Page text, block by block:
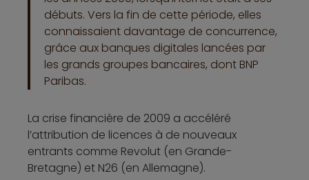
débuts. Vers la fin de cette période, elles
connaissaient davantage de concurrence,
grâce aux banques digitales lancées par
les grands groupes bancaires, dont BNP
Paribas.
La crise financière de 2009 a accéléré
l’attribution de licences à de nouveaux
entrants comme Revolut (en Grande-
Bretagne) et N26 (en Allemagne).